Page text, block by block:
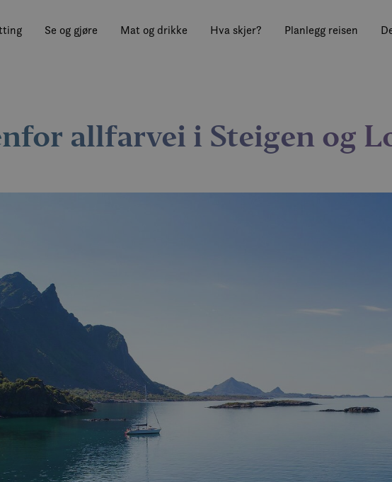
Se og gjøre Mat og drikke Hva skjer? Planlegg reisen
allfarvei i Steigen og